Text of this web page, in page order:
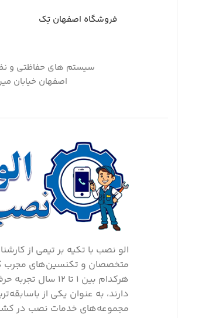
فروشگاه اصفهان تِک
سیستم های حفاظتی و
اصفهان خیابان
الو نصب با تکیه بر تیمی از
متخصصان و تکنسین‌های مجرب
هرکدام بین ۱ تا ۱۲ سال
دارند، به عنوان یکی از
مجموعه‌های خدمات نصب در